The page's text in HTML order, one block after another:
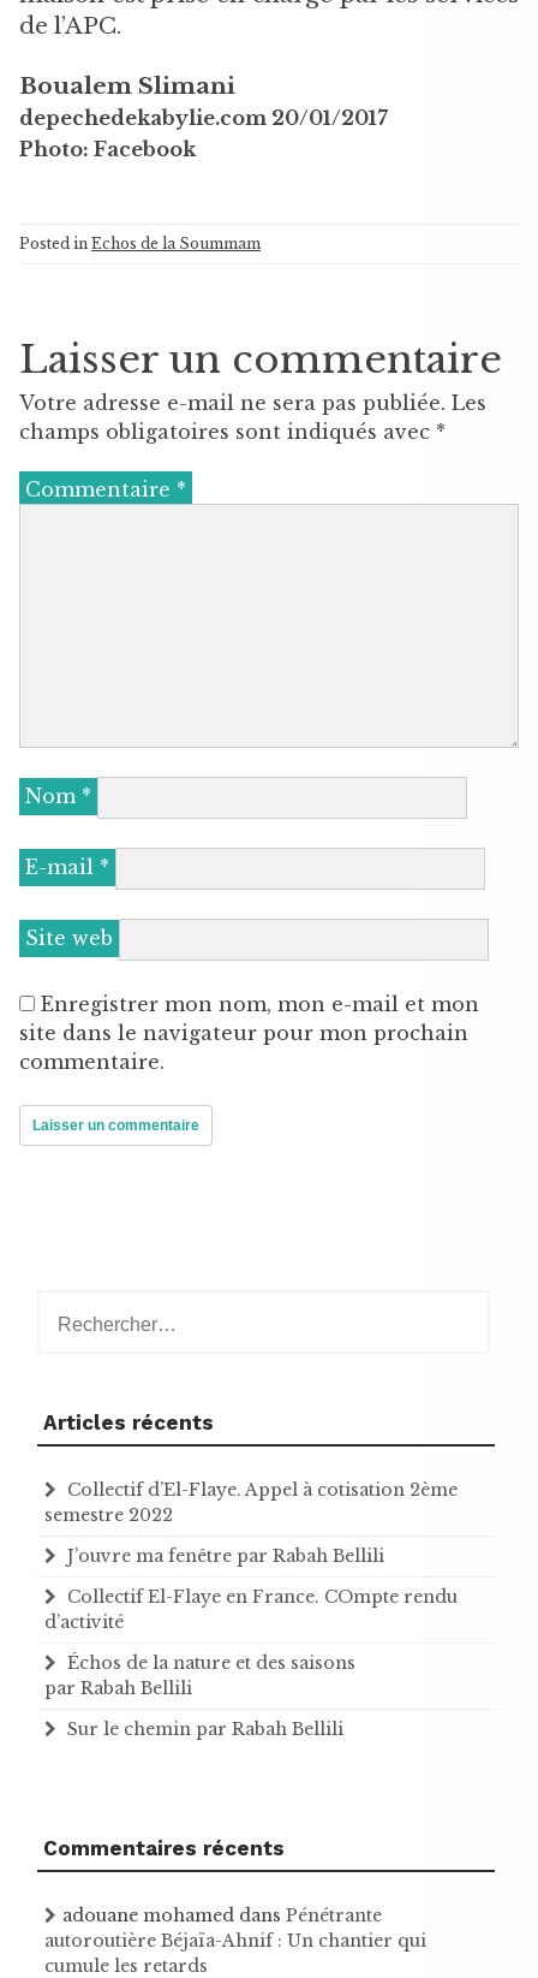
de l’APC.
Boualem Slimani
depechedekabylie.com 20/01/2017
Photo: Facebook
Posted in Echos de la Soummam
Laisser un commentaire
Votre adresse e-mail ne sera pas publiée. Les
champs obligatoires sont indiqués avec *
Commentaire *
Nom *
E-mail *
Site web
Enregistrer mon nom, mon e-mail et mon
site dans le navigateur pour mon prochain
commentaire.
Articles récents
Collectif d’El-Flaye. Appel à cotisation 2ème
semestre 2022
J’ouvre ma fenêtre par Rabah Bellili
Collectif El-Flaye en France. COmpte rendu
d’activité
Échos de la nature et des saisons
par Rabah Bellili
Sur le chemin par Rabah Bellili
Commentaires récents
adouane mohamed dans Pénétrante
autoroutière Béjaïa-Ahnif : Un chantier qui
cumule les retards